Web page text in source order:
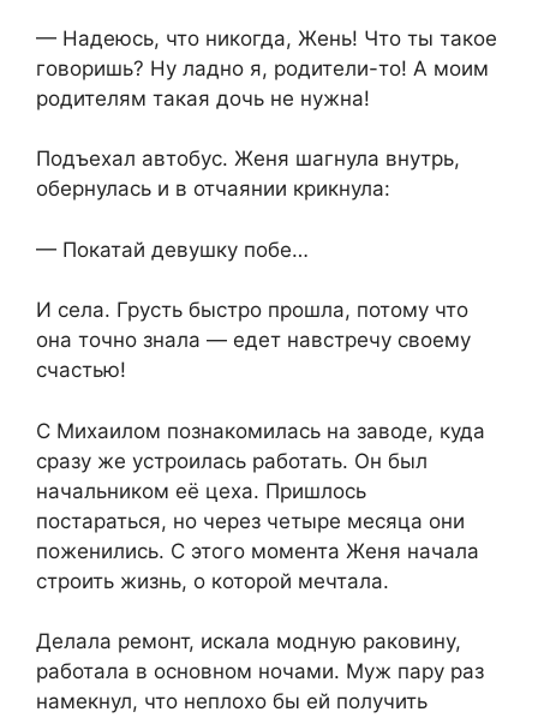
— Надеюсь, что никогда, Жень! Что ты такое
говоришь? Ну ладно я, родители-то! А моим
родителям такая дочь не нужна!
Подъехал автобус. Женя шагнула внутрь,
обернулась и в отчаянии крикнула:
— Покатай девушку побе…
И села. Грусть быстро прошла, потому что
она точно знала — едет навстречу своему
счастью!
С Михаилом познакомилась на заводе, куда
сразу же устроилась работать. Он был
начальником её цеха. Пришлось
постараться, но через четыре месяца они
поженились. С этого момента Женя начала
строить жизнь, о которой мечтала.
Делала ремонт, искала модную раковину,
работала в основном ночами. Муж пару раз
намекнул, что неплохо бы ей получить